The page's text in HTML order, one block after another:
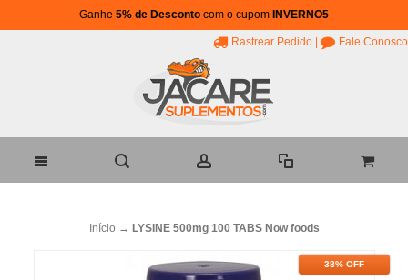
Ganhe 5% de Desconto com o cupom INVERNO5
Rastrear Pedido Fale Conosco
Início → LYSINE 500mg 100 TABS Now foods
38% OFF